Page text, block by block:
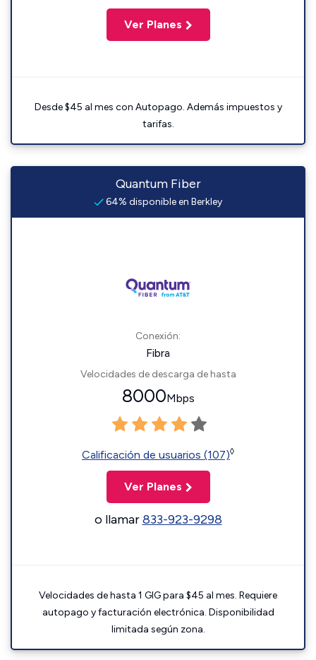
Ver Planes
Desde $45 al mes con Autopago. Además impuestos y
tarifas.
Quantum Fiber
64% disponible en Berkley
Conexión:
Fibra
Velocidades de descarga de hasta
8000Mbps
Calificación de usuarios (107)◊
Ver Planes
o llamar833-923-9298
Velocidades de hasta 1 GIG para $45 al mes. Requiere
autopago y facturación electrónica. Disponibilidad
limitada según zona.